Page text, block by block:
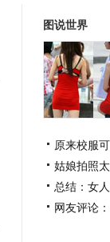
图说世界
原来校服
姑娘拍照
总结：女
网友评论